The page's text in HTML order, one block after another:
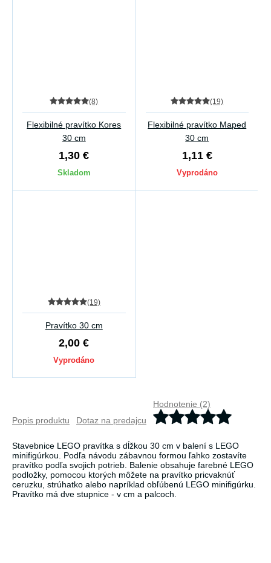
(8)
Flexibilné pravítko Kores
30 cm
1,30 €
Skladom
(19)
Flexibilné pravítko Maped
30 cm
1,11 €
Vyprodáno
(19)
Pravítko 30 cm
2,00 €
Vyprodáno
Popis produktu Dotaz na predajcu
Hodnotenie (2)
Stavebnice LEGO pravítka s dĺžkou 30 cm v balení s LEGO
minifigúrkou. Podľa návodu zábavnou formou ľahko zostavíte
pravítko podľa svojich potrieb. Balenie obsahuje farebné LEGO
podložky, pomocou ktorých môžete na pravítko pricvaknúť
ceruzku, strúhatko alebo napríklad obľúbenú LEGO minifigúrku.
Pravítko má dve stupnice - v cm a palcoch.